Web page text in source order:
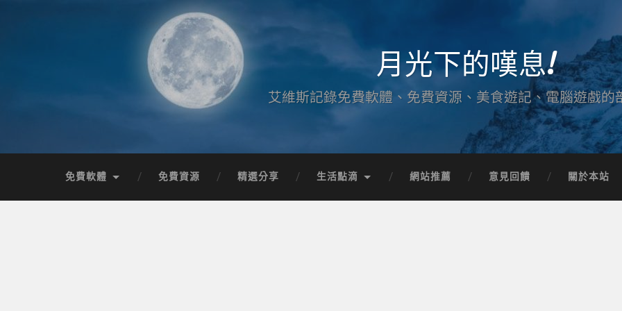
月光下的嘆息!
艾維斯記錄免費軟體、免費資源、美食遊記、電腦遊戲的
免費軟體 免費資源 精選分享 生活點滴 網站推薦 意見回饋 關於本站